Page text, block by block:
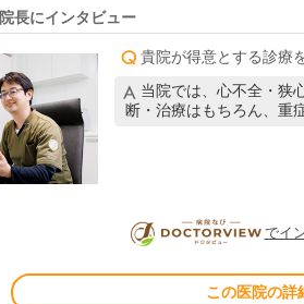
院長にインタビュー
貴院が得意とする診療
当院では、心不全・狭
断・治療はもちろん、重
でイ
この医院の詳